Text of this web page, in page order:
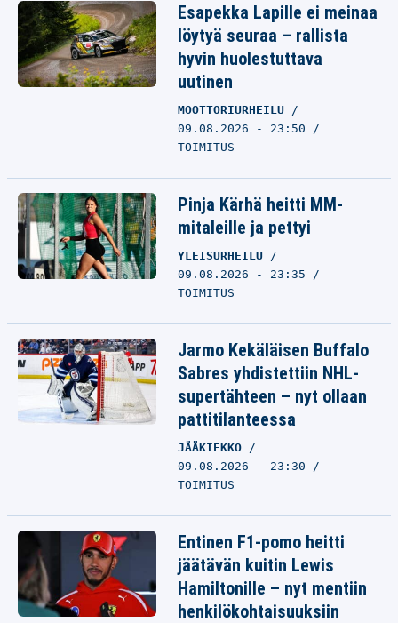
Esapekka Lapille ei meinaa
löytyä seuraa – rallista
hyvin huolestuttava
uutinen
MOOTTORIURHEILU
09.08.2026 - 23:50
TOIMITUS
Pinja Kärhä heitti MM-
mitaleille ja pettyi
YLEISURHEILU
09.08.2026 - 23:35
TOIMITUS
Jarmo Kekäläisen Buffalo
Sabres yhdistettiin NHL-
supertähteen – nyt ollaan
pattitilanteessa
JÄÄKIEKKO
09.08.2026 - 23:30
TOIMITUS
Entinen F1-pomo heitti
jäätävän kuitin Lewis
Hamiltonille – nyt mentiin
henkilökohtaisuuksiin